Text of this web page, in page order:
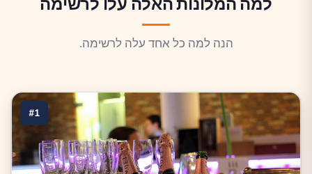
הנה למה כל אחד עלה לרשימה.
#1